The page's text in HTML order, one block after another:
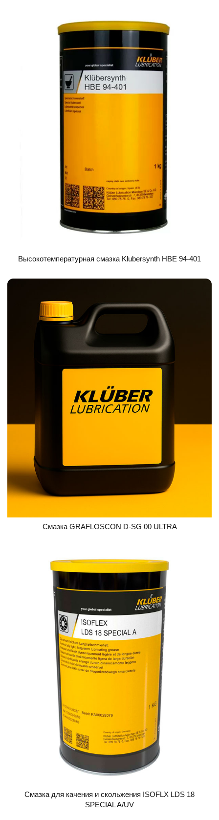
Высокотемпературная смазка Klubersynth HBE 94-401
Смазка GRAFLOSCON D-SG 00 ULTRA
Смазка для качения и скольжения ISOFLX LDS 18
SPECIAL A/UV